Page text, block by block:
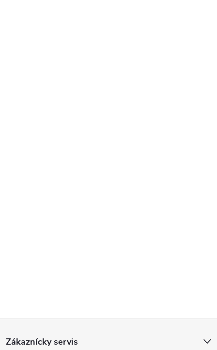
Zákaznícky servis